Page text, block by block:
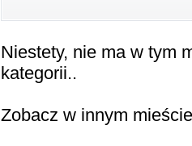
Niestety, nie ma w tym
kategorii..
Zobacz w innym